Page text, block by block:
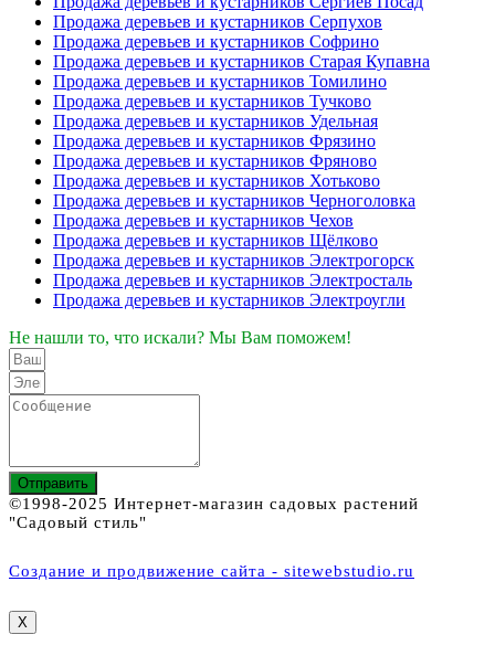
Продажа деревьев и кустарников Серпухов
Продажа деревьев и кустарников Софрино
Продажа деревьев и кустарников Старая Купавна
Продажа деревьев и кустарников Томилино
Продажа деревьев и кустарников Тучково
Продажа деревьев и кустарников Удельная
Продажа деревьев и кустарников Фрязино
Продажа деревьев и кустарников Фряново
Продажа деревьев и кустарников Хотьково
Продажа деревьев и кустарников Черноголовка
Продажа деревьев и кустарников Чехов
Продажа деревьев и кустарников Щёлково
Продажа деревьев и кустарников Электрогорск
Продажа деревьев и кустарников Электросталь
Продажа деревьев и кустарников Электроугли
Не нашли то, что искали? Мы Вам поможем!
Отправить
©1998-2025 Интернет-магазин садовых растений
"Садовый стиль"
Создание и продвижение сайта - sitewebstudio.ru
X